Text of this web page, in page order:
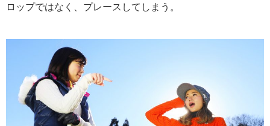
ロップではなく、プレースしてしまう。